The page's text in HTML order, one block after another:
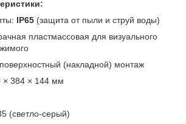
IP65 (защита от пыли и струй воды)
пластмассовая для визуального
(накладной) монтаж
× 384 × 144 мм
(светло-серый)